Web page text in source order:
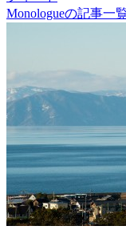
Monologueの記事一